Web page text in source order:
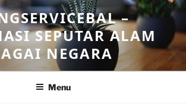
–
SEPUTAR ALAM
NEGARA
Menu